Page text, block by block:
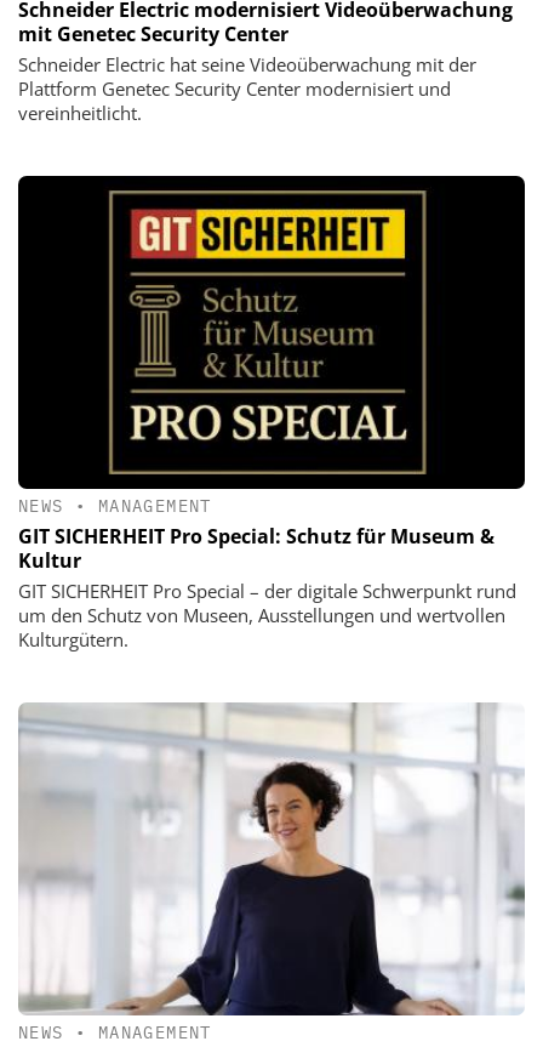
Schneider Electric modernisiert Videoüberwachung
mit Genetec Security Center
Schneider Electric hat seine Videoüberwachung mit der
Plattform Genetec Security Center modernisiert und
vereinheitlicht.
NEWS • MANAGEMENT
GIT SICHERHEIT Pro Special: Schutz für Museum &
Kultur
GIT SICHERHEIT Pro Special – der digitale Schwerpunkt rund
um den Schutz von Museen, Ausstellungen und wertvollen
Kulturgütern.
NEWS • MANAGEMENT